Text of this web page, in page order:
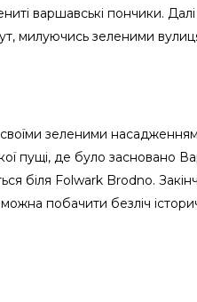
варшавські пончики. Далі
милуючись зеленими
зеленими
пущі, де було засновано
біля Folwark Brodno.
побачити безліч